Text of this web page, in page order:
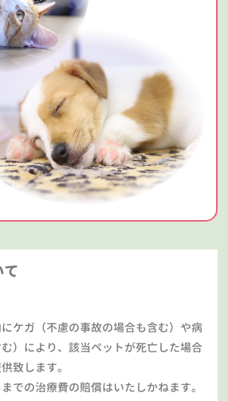
ケガ（不慮の事故の場合も含む）や病
）により、該当ペットが死亡した場合
致します。
での治療費の賠償はいたしかねます。